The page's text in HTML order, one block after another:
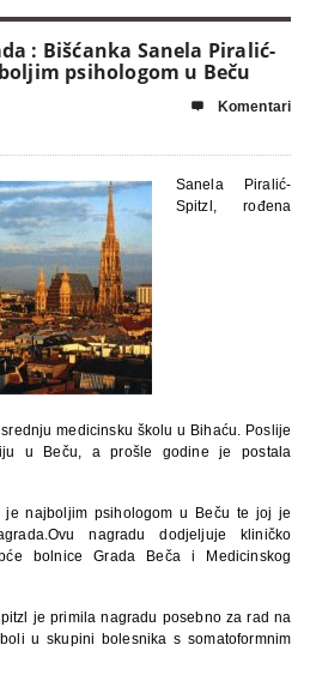
: Bišćanka Sanela Piralić-
psihologom u Beču
 Komentari
Sanela Piralić-
Spitzl, rođena
medicinsku školu u Bihaću. Poslije
u Beču, a prošle godine je postala
najboljim psihologom u Beču te joj je
nagradu dodjeljuje kliničko
bolnice Grada Beča i Medicinskog
je primila nagradu posebno za rad na
u skupini bolesnika s somatoformnim